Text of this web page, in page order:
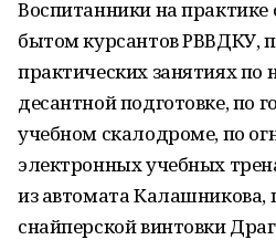
Воспитанники на практике
бытом курсантов РВВДКУ,
практических занятиях по
десантной подготовке, по
учебном скалодроме, по
электронных учебных
из автомата Калашникова,
снайперской винтовки